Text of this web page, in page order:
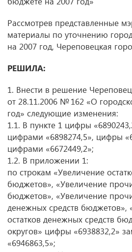
Рассмотрев представленные
материалы по уточнению
на 2007 год, Череповецкая
РЕШИЛА:
1. Внести в решение
от 28.11.2006 № 162 «О
год» следующие изменения:
1.1. В пункте 1 цифры
цифрами «6898274,5», цифры
цифрами «6672449,2»;
1.2. В приложении 1:
по строкам «Увеличение
бюджетов», «Увеличение
бюджетов», «Увеличение
денежных средств бюджетов»,
остатков денежных средств
округов» цифры «6938832,2»
«6946863,5»;